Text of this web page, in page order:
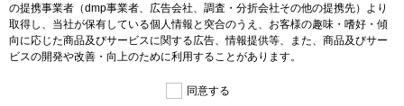
の提携事業者（dmp事業者、広告会社、調査・分折会社その他の提携先）より
取得し、当社が保有している個人情報と突合のうえ、お客様の趣味・嗜好・傾
向に応じた商品及びサービスに関する広告、情報提供等、また、商品及びサー
ビスの開発や改善・向上のために利用することがあります。
同意する